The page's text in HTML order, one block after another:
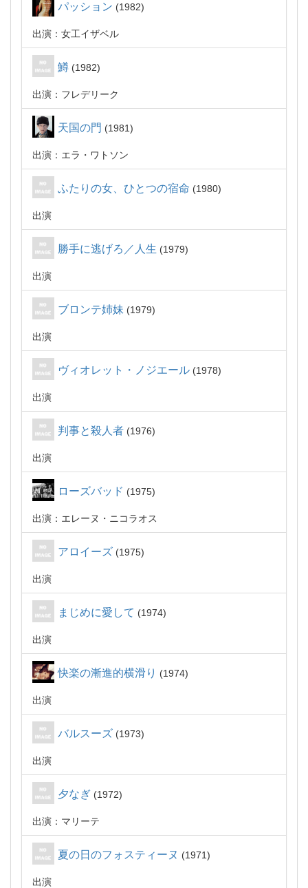
パッション 1982
出演：女工イザベル
鱒 1982
出演：フレデリーク
天国の門 1981
出演：エラ・ワトソン
ふたりの女、ひとつの宿命 1980
出演
勝手に逃げろ／人生 1979
出演
ブロンテ姉妹 1979
出演
ヴィオレット・ノジエール 1978
出演
判事と殺人者 1976
出演
ローズバッド 1975
出演：エレーヌ・ニコラオス
アロイーズ 1975
出演
まじめに愛して 1974
出演
快楽の漸進的横滑り 1974
出演
バルスーズ 1973
出演
夕なぎ 1972
出演：マリーテ
夏の日のフォスティーヌ 1971
出演